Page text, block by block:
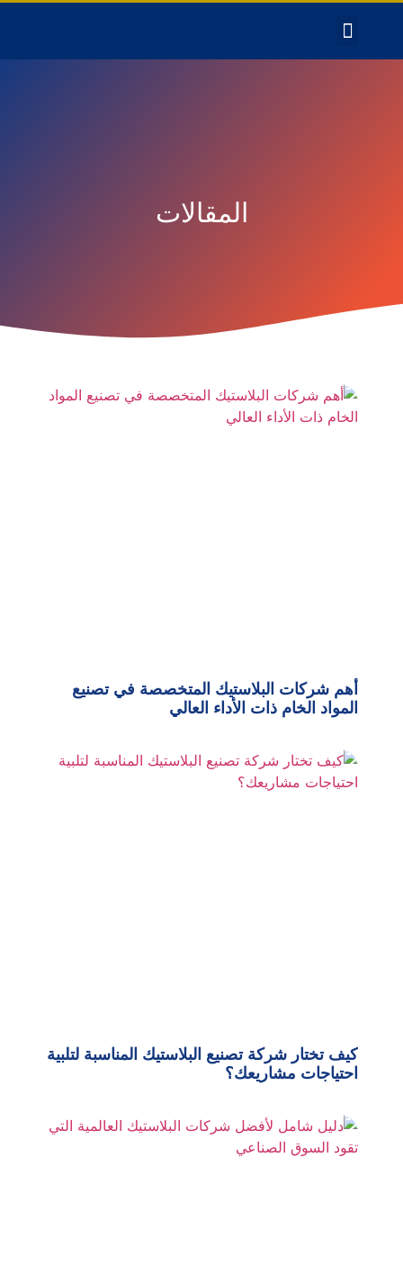
المقالات
أهم شركات البلاستيك المتخصصة في تصنيع
المواد الخام ذات الأداء العالي
كيف تختار شركة تصنيع البلاستيك المناسبة لتلبية
احتياجات مشاريعك؟